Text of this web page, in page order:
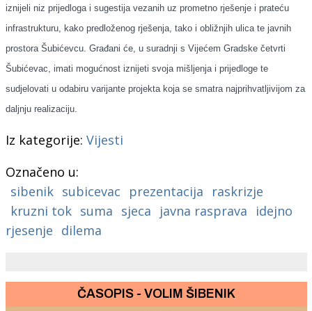
iznijeli niz prijedloga i sugestija vezanih uz prometno rješenje i prateću
infrastrukturu, kako predloženogrješenja, tako i obližnjih ulica te javnih
prostora Šubićevcu. Građani će, u suradnji s Vijećem Gradske četvrti
Šubićevac, imati mogućnost iznijeti svoja mišljenja i prijedloge te
sudjelovati u odabiru varijante projekta koja se smatra najprihvatljivijom za
daljnju realizaciju.
Iz kategorije: Vijesti
Označeno u:
sibenik subicevac prezentacija
raskrizje
kruzni tok suma sjeca javna rasprava
idejno
rjesenje dilema
ČASOPIS - VOLIM ŠIBENIK